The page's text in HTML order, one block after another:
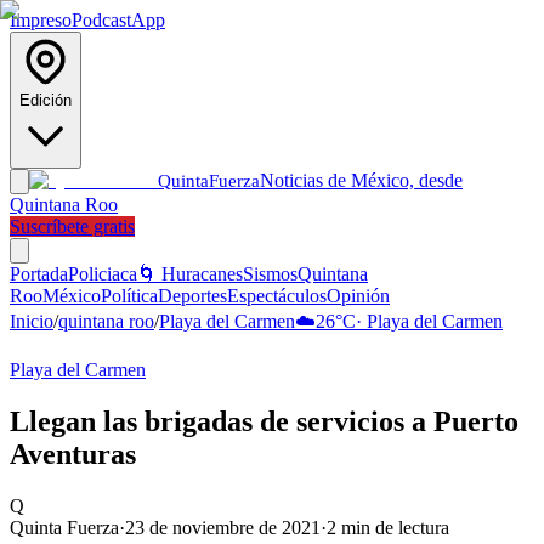
ImpresoPodcastApp
Edición
QuintaFuerzaNoticias de México, desde
Quintana Roo
Suscríbete gratis
PortadaPoliciaca 🌀 HuracanesSismosQuintana
RooMéxicoPolíticaDeportesEspectáculosOpinión
Inicio/quintana roo/Playa del Carmen☁️26°C· Playa del Carmen
Playa del Carmen
Llegan las brigadas de servicios a Puerto
Aventuras
Q
Quinta Fuerza·23 de noviembre de 2021 ·2 min de lectura